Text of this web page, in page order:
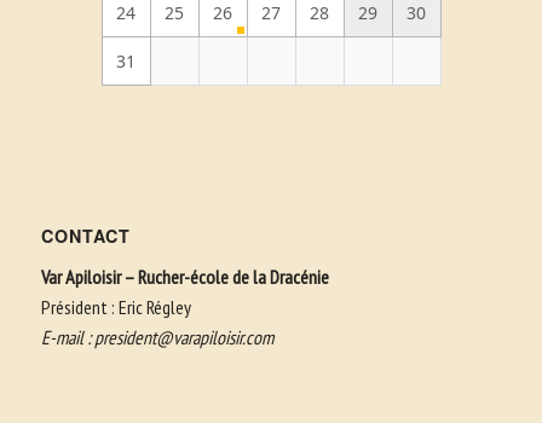
24 25 26 27 28 29 30
31
CONTACT
Var Apiloisir – Rucher-école de la Dracénie
Président : Eric Régley
E-mail :president@varapiloisir.com